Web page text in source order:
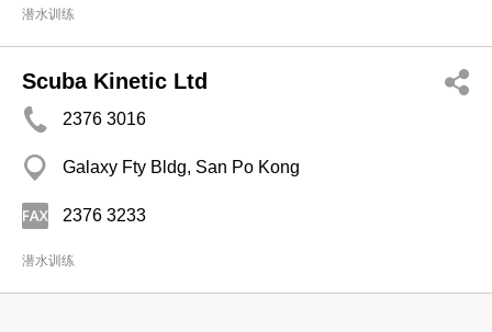
潜水训练
Scuba Kinetic Ltd
2376 3016
Galaxy Fty Bldg, San Po Kong
2376 3233
潜水训练